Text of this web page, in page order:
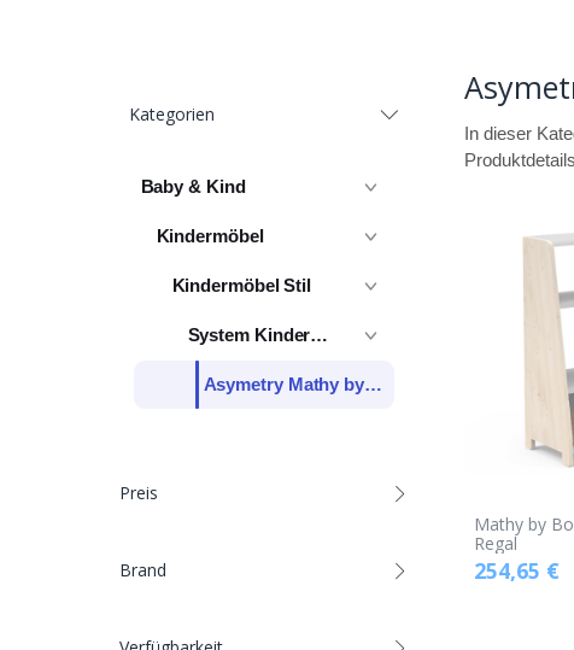
Kategorien
Baby & Kind
Kindermöbel
Kindermöbel Stil
System Kindermöbel
Asymetry Mathy by Bols
Preis
Brand
In dieser
Mathy by
Regal
254,65 €